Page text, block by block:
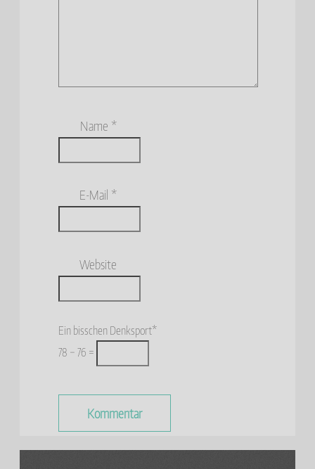
Name *
E-Mail *
Website
Ein bisschen Denksport*
78 − 76 =